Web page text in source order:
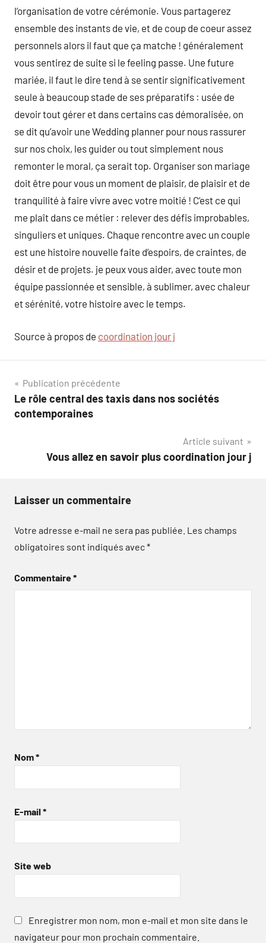
l’organisation de votre cérémonie. Vous partagerez
ensemble des instants de vie, et de coup de coeur assez
personnels alors il faut que ça matche ! généralement
vous sentirez de suite si le feeling passe. Une future
mariée, il faut le dire tend à se sentir significativement
seule à beaucoup stade de ses préparatifs : usée de
devoir tout gérer et dans certains cas démoralisée, on
se dit qu’avoir une Wedding planner pour nous rassurer
sur nos choix, les guider ou tout simplement nous
remonter le moral, ça serait top. Organiser son mariage
doit être pour vous un moment de plaisir, de plaisir et de
tranquilité à faire vivre avec votre moitié ! C’est ce qui
me plaît dans ce métier : relever des défis improbables,
singuliers et uniques. Chaque rencontre avec un couple
est une histoire nouvelle faite d’espoirs, de craintes, de
désir et de projets. je peux vous aider, avec toute mon
équipe passionnée et sensible, à sublimer, avec chaleur
et sérénité, votre histoire avec le temps.
Source à propos de coordination jour j
Navigation
de
Publication précédente
Le rôle central des taxis dans nos sociétés
contemporaines
Article suivant
Vous allez en savoir plus coordination jour j
Laisser un commentaire
Votre adresse e-mail ne sera pas publiée. Les champs
obligatoires sont indiqués avec*
Commentaire*
Nom*
E-mail *
Site web
Enregistrer mon nom, mon e-mail et mon site dans le
navigateur pour mon prochain commentaire.